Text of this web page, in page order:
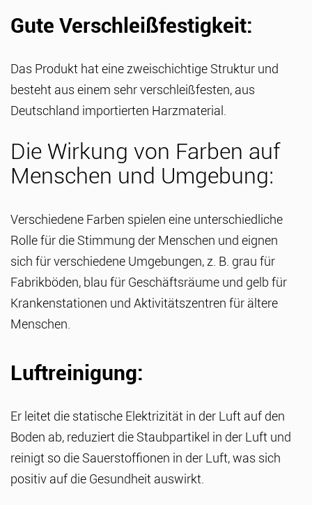
Gute Verschleißfestigkeit:
Das Produkt hat eine zweischichtige Struktur und
besteht aus einem sehr verschleißfesten, aus
Deutschland importierten Harzmaterial.
Die Wirkung von Farben auf
Menschen und Umgebung:
Verschiedene Farben spielen eine unterschiedliche
Rolle für die Stimmung der Menschen und eignen
sich für verschiedene Umgebungen, z. B. grau für
Fabrikböden, blau für Geschäftsräume und gelb für
Krankenstationen und Aktivitätszentren für ältere
Menschen.
Luftreinigung:
Er leitet die statische Elektrizität in der Luft auf den
Boden ab, reduziert die Staubpartikel in der Luft und
reinigt so die Sauerstoffionen in der Luft, was sich
positiv auf die Gesundheit auswirkt.